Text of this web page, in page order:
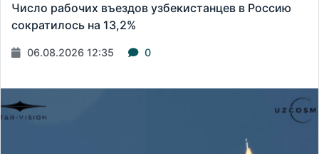
Число рабочих въездов узбекистанцев в Россию
сократилось на 13,2%
06.08.2026 12:35 0